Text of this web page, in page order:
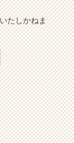
たしかねま